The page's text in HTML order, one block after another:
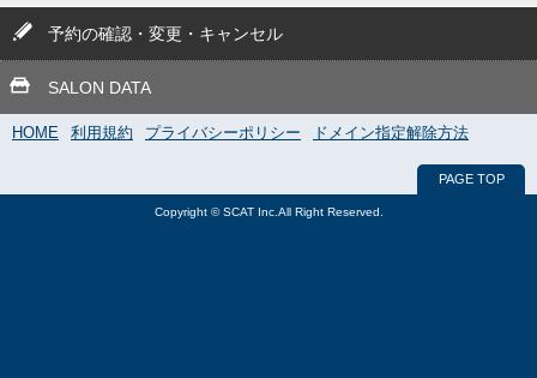
予約の確認・変更・キャンセル
SALON DATA
HOME 利用規約 プライバシーポリシー ドメイン指定解除方法
PAGE TOP
Copyright © SCAT Inc.All Right Reserved.